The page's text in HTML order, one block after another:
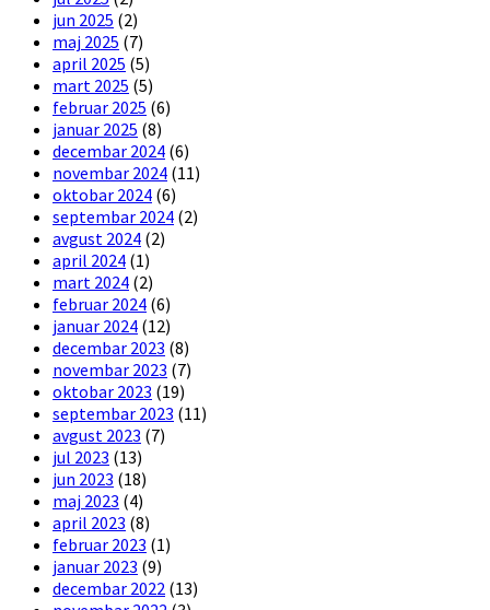
jun 2025 (2)
maj 2025 (7)
april 2025 (5)
mart 2025 (5)
februar 2025 (6)
januar 2025 (8)
decembar 2024 (6)
novembar 2024 (11)
oktobar 2024 (6)
septembar 2024 (2)
avgust 2024 (2)
april 2024 (1)
mart 2024 (2)
februar 2024 (6)
januar 2024 (12)
decembar 2023 (8)
novembar 2023 (7)
oktobar 2023 (19)
septembar 2023 (11)
avgust 2023 (7)
jul 2023 (13)
jun 2023 (18)
maj 2023 (4)
april 2023 (8)
februar 2023 (1)
januar 2023 (9)
decembar 2022 (13)